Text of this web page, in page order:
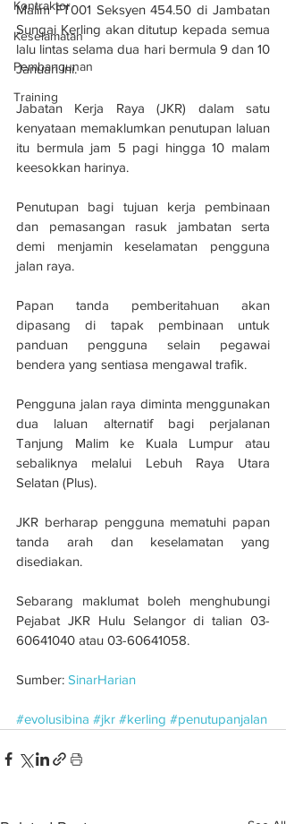
Kontraktor
Keselamatan
Pembangunan
Training
Malim FT001 Seksyen 454.50 di Jambatan
Sungai Kerling akan ditutup kepada semua
lalu lintas selama dua hari bermula 9 dan 10
Januari ini.
Jabatan Kerja Raya (JKR) dalam satu
kenyataan memaklumkan penutupan laluan
itu bermula jam 5 pagi hingga 10 malam
keesokkan harinya.
Penutupan bagi tujuan kerja pembinaan
dan pemasangan rasuk jambatan serta
demi menjamin keselamatan pengguna
jalan raya.
Papan tanda pemberitahuan akan
dipasang di tapak pembinaan untuk
panduan pengguna selain pegawai
bendera yang sentiasa mengawal trafik.
Pengguna jalan raya diminta menggunakan
dua laluan alternatif bagi perjalanan
Tanjung Malim ke Kuala Lumpur atau
sebaliknya melalui Lebuh Raya Utara
Selatan (Plus).
JKR berharap pengguna mematuhi papan
tanda arah dan keselamatan yang
disediakan.
Sebarang maklumat boleh menghubungi
Pejabat JKR Hulu Selangor di talian 03-
60641040 atau 03-60641058.
Sumber: SinarHarian
#evolusibina #jkr #kerling #penutupanjalan